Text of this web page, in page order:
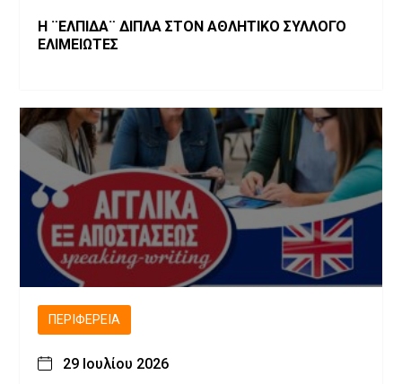
Η ¨ΕΛΠΙΔΑ¨ ΔΙΠΛΑ ΣΤΟΝ ΑΘΛΗΤΙΚΟ ΣΥΛΛΟΓΟ
ΕΛΙΜΕΙΩΤΕΣ
ΠΕΡΙΦΈΡΕΙΑ
29 Ιουλίου 2026